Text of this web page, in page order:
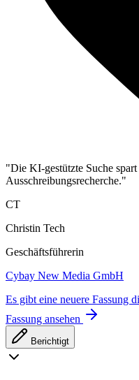
"Die KI-gestützte Suche
Ausschreibungsrecherche."
CT
Christin Tech
Geschäftsführerin
Cybay New Media GmbH
Es gibt eine neuere Fassung
Fassung ansehen
Berichtigt